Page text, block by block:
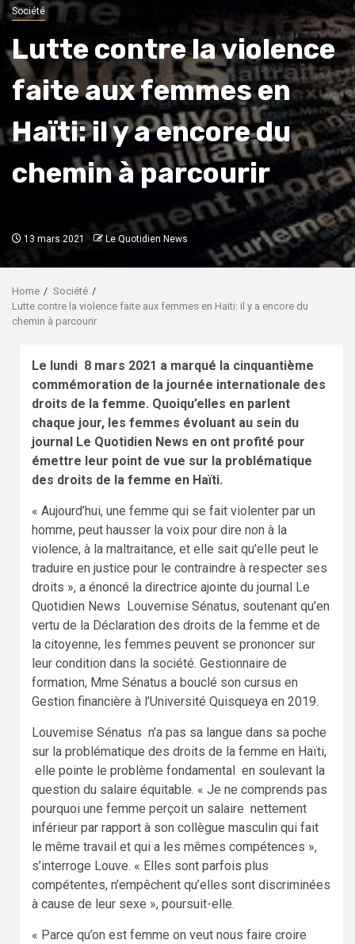
Société
Lutte contre la violence
faite aux femmes en
Haïti: il y a encore du
chemin à parcourir
13 mars 2021 Le Quotidien News
Home
Société
Lutte contre la violence faite aux femmes en Haïti: il y a encore du
chemin à parcourir
Le lundi 8 mars 2021 a marqué la cinquantième
commémoration de la journée internationale des
droits de la femme. Quoiqu’elles en parlent
chaque jour, les femmes évoluant au sein du
journal Le Quotidien News en ont profité pour
émettre leur point de vue sur la problématique
des droits de la femme en Haïti.
« Aujourd’hui, une femme qui se fait violenter par un
homme, peut hausser la voix pour dire non à la
violence, à la maltraitance, et elle sait qu’elle peut le
traduire en justice pour le contraindre à respecter ses
droits », a énoncé la directrice ajointe du journal Le
Quotidien News Louvemise Sénatus, soutenant qu’en
vertu de la Déclaration des droits de la femme et de
la citoyenne, les femmes peuvent se prononcer sur
leur condition dans la société. Gestionnaire de
formation, Mme Sénatus a bouclé son cursus en
Gestion financière à l’Université Quisqueya en 2019.
Louvemise Sénatus n’a pas sa langue dans sa poche
sur la problématique des droits de la femme en Haïti,
elle pointe le problème fondamental en soulevant la
question du salaire équitable. « Je ne comprends pas
pourquoi une femme perçoit un salaire nettement
inférieur par rapport à son collègue masculin qui fait
le même travail et qui a les mêmes compétences »,
s’interroge Louve. « Elles sont parfois plus
compétentes, n’empêchent qu’elles sont discriminées
à cause de leur sexe », poursuit-elle.
« Parce qu’on est femme on veut nous faire croire